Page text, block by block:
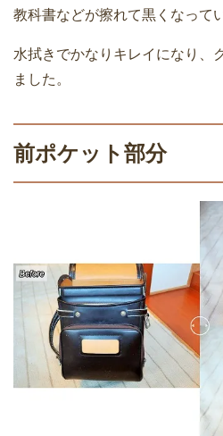
教科書などが擦れて黒くなって
水拭きでかなりキレイになり、
ました。
前ポケット部分